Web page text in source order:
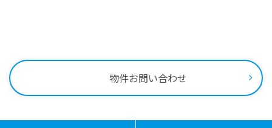
物件お問い合わせ